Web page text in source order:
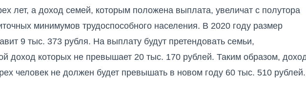
лет, а доход семей, которым положена выплата, увеличат с полутора
минимумов трудоспособного населения. В 2020 году размер
9 тыс. 373 рубля. На выплату будут претендовать семьи,
доход которых не превышает 20 тыс. 170 рублей. Таким образом,
человек не должен будет превышать в новом году 60 тыс. 510 рублей.